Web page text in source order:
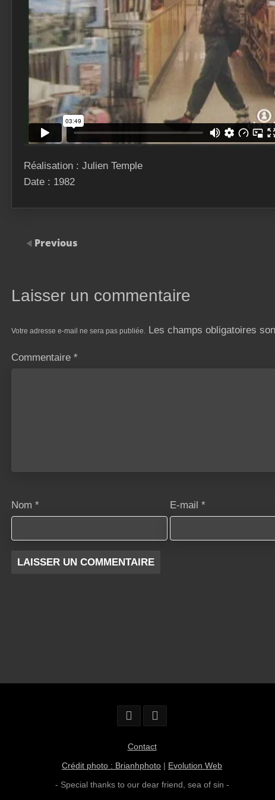
Réalisation : Julien Temple
Date : 1982
Previous
Laisser un commentaire
Votre adresse e-mail ne sera pas publiée. Les champs obligatoires
Commentaire *
Nom * E-mail*
Contact
Crédit photo : Brianhphoto | Evolution Web
- Special thanks to our dear friend, sea of sin -